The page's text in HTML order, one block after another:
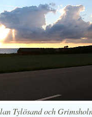
Tylösand och